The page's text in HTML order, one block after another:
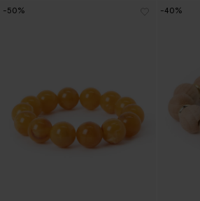
-50% -40%